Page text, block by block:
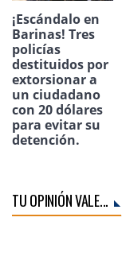
¡Escándalo en
Barinas! Tres
policías
destituidos por
extorsionar a
un ciudadano
con 20 dólares
para evitar su
detención.
TU OPINIÓN VALE...